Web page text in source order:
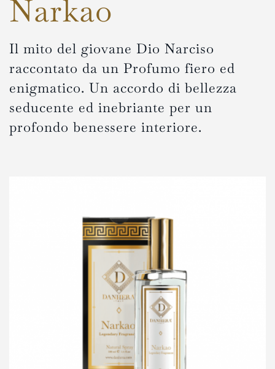
Narkao
Il mito del giovane Dio Narciso
raccontato da un Profumo fiero ed
enigmatico. Un accordo di bellezza
seducente ed inebriante per un
profondo benessere interiore.